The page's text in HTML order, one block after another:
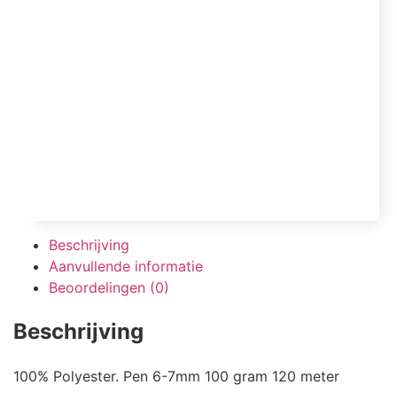
Beschrijving
Aanvullende informatie
Beoordelingen (0)
Beschrijving
100% Polyester. Pen 6-7mm 100 gram 120 meter